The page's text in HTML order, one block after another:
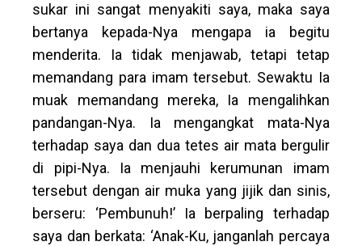
sukar ini sangat menyakiti saya, maka saya
bertanya kepada-Nya mengapa ia begitu
menderita. Ia tidak menjawab, tetapi tetap
memandang para imam tersebut. Sewaktu Ia
muak memandang mereka, Ia mengalihkan
pandangan-Nya. Ia mengangkat mata-Nya
terhadap saya dan dua tetes air mata bergulir
di pipi-Nya. Ia menjauhi kerumunan imam
tersebut dengan air muka yang jijik dan sinis,
berseru: ‘Pembunuh!’ Ia berpaling terhadap
saya dan berkata: ‘Anak-Ku, janganlah percaya